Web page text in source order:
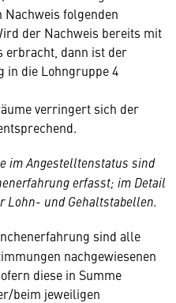
Nachweis folgenden
der Nachweis bereits mit
erbracht, dann ist der
in die Lohngruppe 4
verringert sich der
im Angestelltenstatus sind
erfasst; im Detail
Lohn- und Gehaltstabellen.
sind alle
nachgewiesenen
diese in Summe
beim jeweiligen